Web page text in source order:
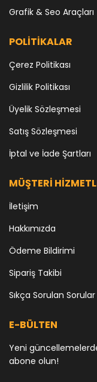
Grafik & Seo Araçları
POLİTİKALAR
Çerez Politikası
Gizlilik Politikası
Üyelik Sözleşmesi
Satış Sözleşmesi
İptal ve İade Şartları
MÜŞTERİ
İletişim
Hakkımızda
Ödeme Bildirimi
Sipariş Takibi
Sıkça Sorulan Sorular
E-BÜLTEN
Yeni
abone olun!